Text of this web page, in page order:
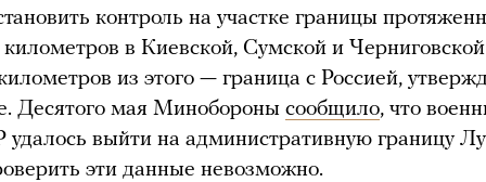
контроль на участке границы
в Киевской, Сумской и Черниговской
из этого — граница с Россией,
Десятого мая Минобороны сообщило, что
выйти на административную границу
эти данные невозможно.